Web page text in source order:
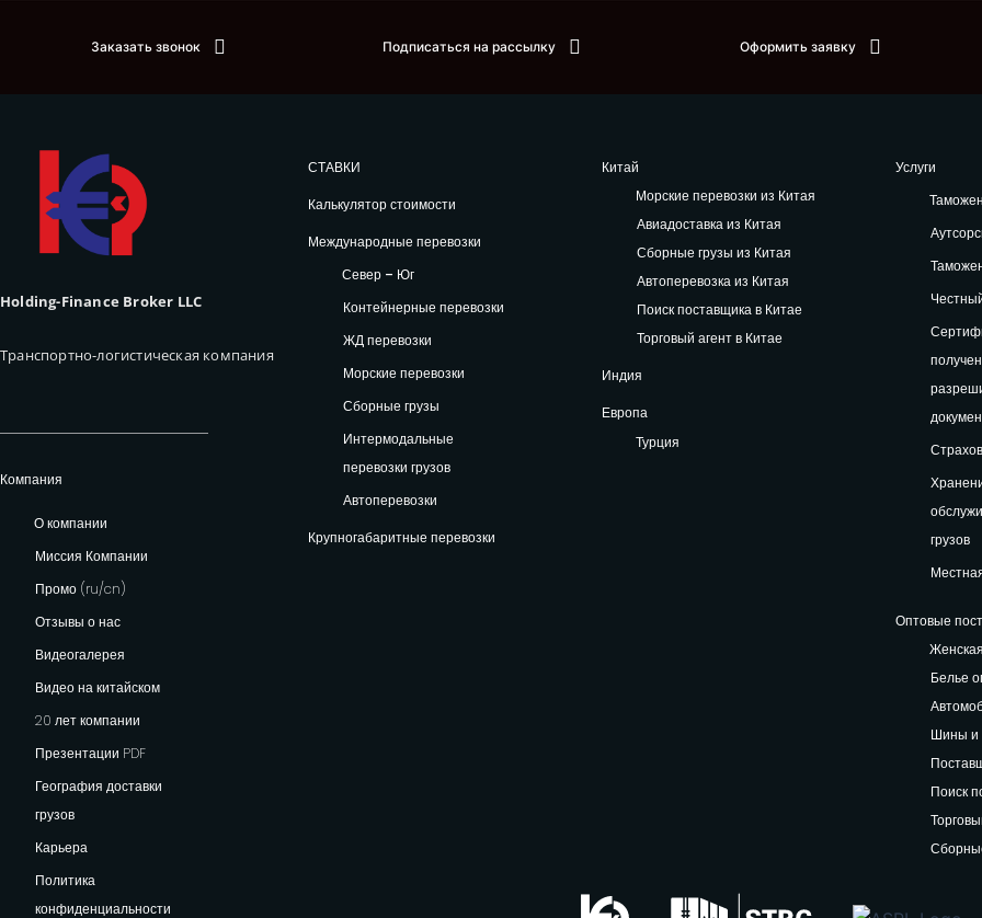
Заказать звонок Подписаться на рассылку Оформить заявку
Holding-Finance Broker LLC
Транспортно-логистическая компания
Компания
О компании
Миссия Компании
Промо (ru/cn)
Отзывы о нас
Видеогалерея
Видео на китайском
20 лет компании
Презентации PDF
География доставки
грузов
Карьера
Политика
конфиденциальности
СТАВКИ
Калькулятор стоимости
Международные перевозки
Север – Юг
Контейнерные перевозки
ЖД перевозки
Морские перевозки
Сборные грузы
Интермодальные
перевозки грузов
Автоперевозки
Крупногабаритные перевозки
Китай
Морские перевозки из Китая
Авиадоставка из Китая
Сборные грузы из Китая
Автоперевозка из Китая
Поиск поставщика в Китае
Торговый агент в Китае
Индия
Европа
Турция
Услуги
грузов
Оптовые
Белье
Шины и
Поиск